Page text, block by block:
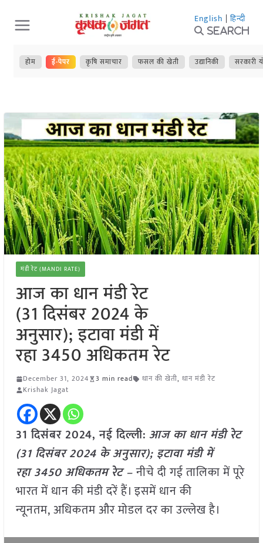
Skip
to
content
English | हिन्दी
Search
होम ई-पेपर कृषि समाचार फसल की खेती उद्यानिकी सरकारी
मंडी रेट (MANDI RATE)
आज का धान मंडी रेट
(31 दिसंबर 2024 के
अनुसार); इटावा मंडी में
रहा 3450 अधिकतम रेट
December 31, 2024 3 min read धान की खेती, धान मंडी रेट
Krishak Jagat
31 दिसंबर 2024, नई दिल्ली: आज का धान मंडी रेट
(31 दिसंबर 2024 के अनुसार); इटावा मंडी में
रहा 3450 अधिकतम रेट –नीचे दी गई तालिका में पूरे
भारत में धान की मंडी दरें हैं। इसमें धान की
न्यूनतम, अधिकतम और मोडल दर का उल्लेख है।